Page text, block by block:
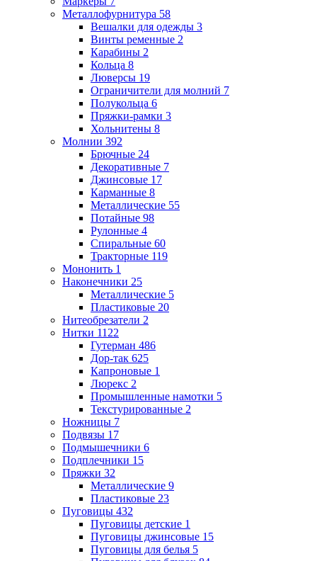
Металлофурнитура 58
Вешалки для одежды 3
Винты ременные 2
Карабины 2
Кольца 8
Люверсы 19
Ограничители для молний 7
Полукольца 6
Пряжки-рамки 3
Хольнитены 8
Молнии 392
Брючные 24
Декоративные 7
Джинсовые 17
Карманные 8
Металлические 55
Потайные 98
Рулонные 4
Спиральные 60
Тракторные 119
Мононить 1
Наконечники 25
Металлические 5
Пластиковые 20
Нитеобрезатели 2
Нитки 1122
Гутерман 486
Дор-так 625
Капроновые 1
Люрекс 2
Промышленные намотки 5
Текстурированные 2
Ножницы 7
Подвязы 17
Подмышечники 6
Подплечники 15
Пряжки 32
Металлические 9
Пластиковые 23
Пуговицы 432
Пуговицы детские 1
Пуговицы джинсовые 15
Пуговицы для белья 5